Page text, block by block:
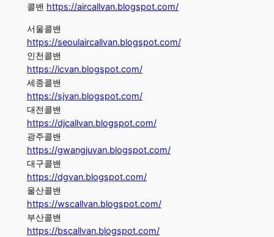
콜밴 https://aircallvan.blogspot.com/
서울콜밴
https://seoulaircallvan.blogspot.com/
인천콜밴
https://icvan.blogspot.com/
세종콜밴
https://sjvan.blogspot.com/
대전콜밴
https://djcallvan.blogspot.com/
광주콜밴
https://gwangjuvan.blogspot.com/
대구콜밴
https://dgvan.blogspot.com/
울산콜밴
https://wscallvan.blogspot.com/
부산콜밴
https://bscallvan.blogspot.com/